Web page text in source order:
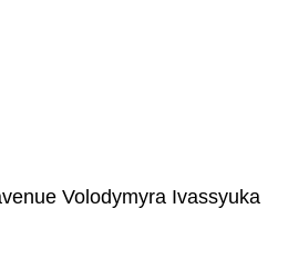
Volodymyra Ivassyuka